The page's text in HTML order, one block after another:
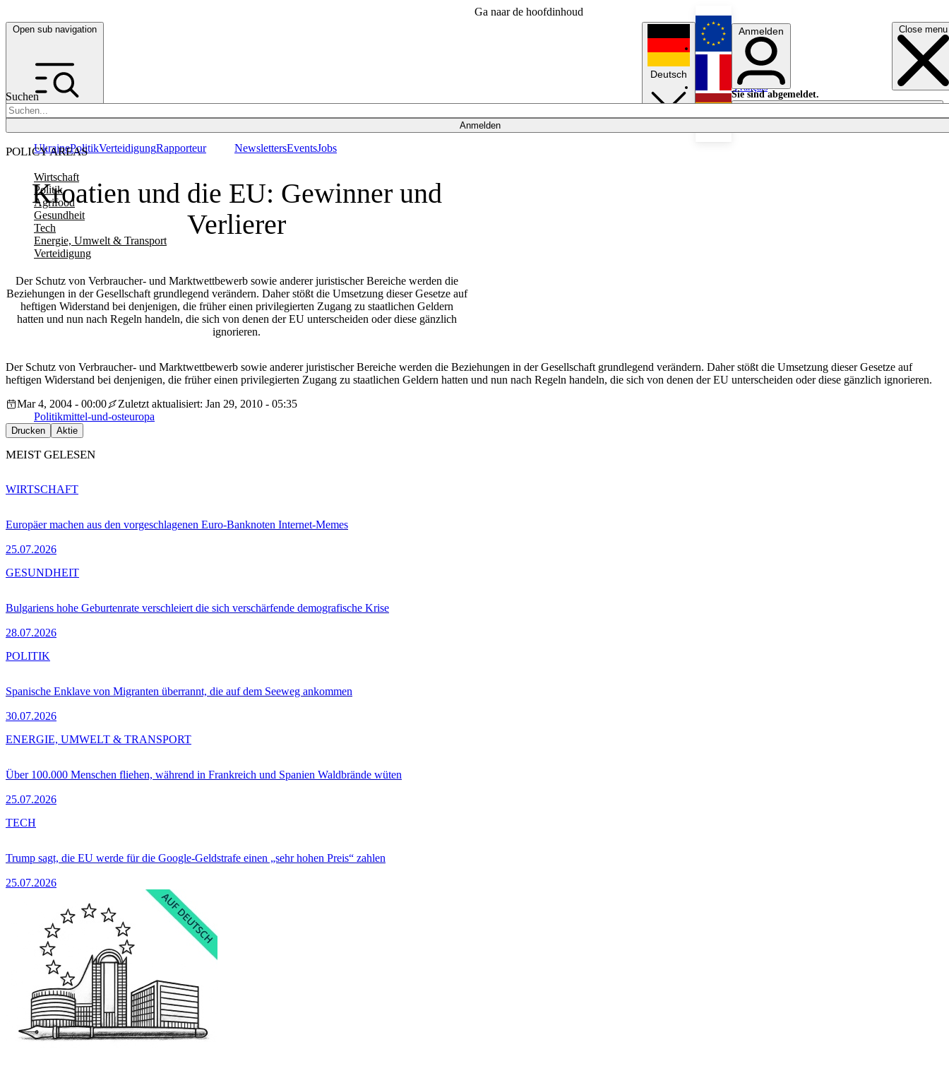
Ga naar de hoofdinhoud
Open sub navigation Close menu
Suchen
Anmelden
POLICY AREAS
Wirtschaft
Politik
Agrifood
Gesundheit
Tech
Energie, Umwelt & Transport
Verteidigung
UkrainePolitikVerteidigungRapporteur NewslettersEventsJobs
Deutsch
English
Français
Anmelden
Sie sind abgemeldet.
Anmelden
Licht aus
Kroatien und die EU: Gewinner und
Verlierer
Der Schutz von Verbraucher- und Marktwettbewerb sowie anderer juristischer Bereiche werden die
Beziehungen in der Gesellschaft grundlegend verändern. Daher stößt die Umsetzung dieser Gesetze auf
heftigen Widerstand bei denjenigen, die früher einen privilegierten Zugang zu staatlichen Geldern
hatten und nun nach Regeln handeln, die sich von denen der EU unterscheiden oder diese gänzlich
ignorieren.
Der Schutz von Verbraucher- und Marktwettbewerb sowie anderer juristischer Bereiche werden die Beziehungen in der Gesellschaft grundlegend verändern. Daher stößt die Umsetzung dieser Gesetze auf
heftigen Widerstand bei denjenigen, die früher einen privilegierten Zugang zu staatlichen Geldern hatten und nun nach Regeln handeln, die sich von denen der EU unterscheiden oder diese gänzlich ignorieren.
Mar 4, 2004 - 00:00
Zuletzt aktualisiert: Jan 29, 2010 - 05:35
Politikmittel-und-osteuropa
Drucken Aktie
MEIST GELESEN
Europäer machen aus den vorgeschlagenen Euro-Banknoten Internet-Memes
25.07.2026
WIRTSCHAFT
Bulgariens hohe Geburtenrate verschleiert die sich verschärfende demografische Krise
28.07.2026
GESUNDHEIT
Spanische Enklave von Migranten überrannt, die auf dem Seeweg ankommen
30.07.2026
POLITIK
Über 100.000 Menschen fliehen, während in Frankreich und Spanien Waldbrände wüten
25.07.2026
ENERGIE, UMWELT & TRANSPORT
Trump sagt, die EU werde für die Google-Geldstrafe einen „sehr hohen Preis“ zahlen
25.07.2026
TECH